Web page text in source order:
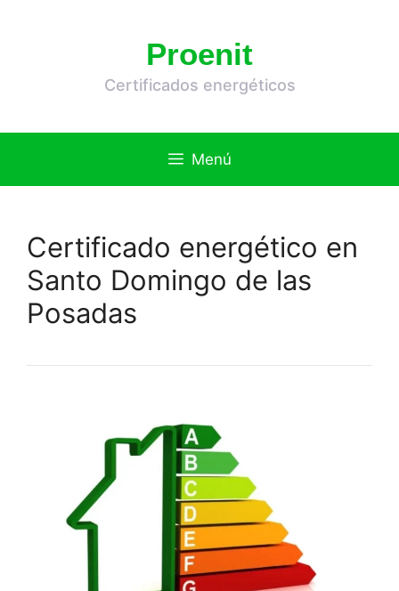
Proenit
Certificados energéticos
Menú
Certificado energético en
Santo Domingo de las
Posadas